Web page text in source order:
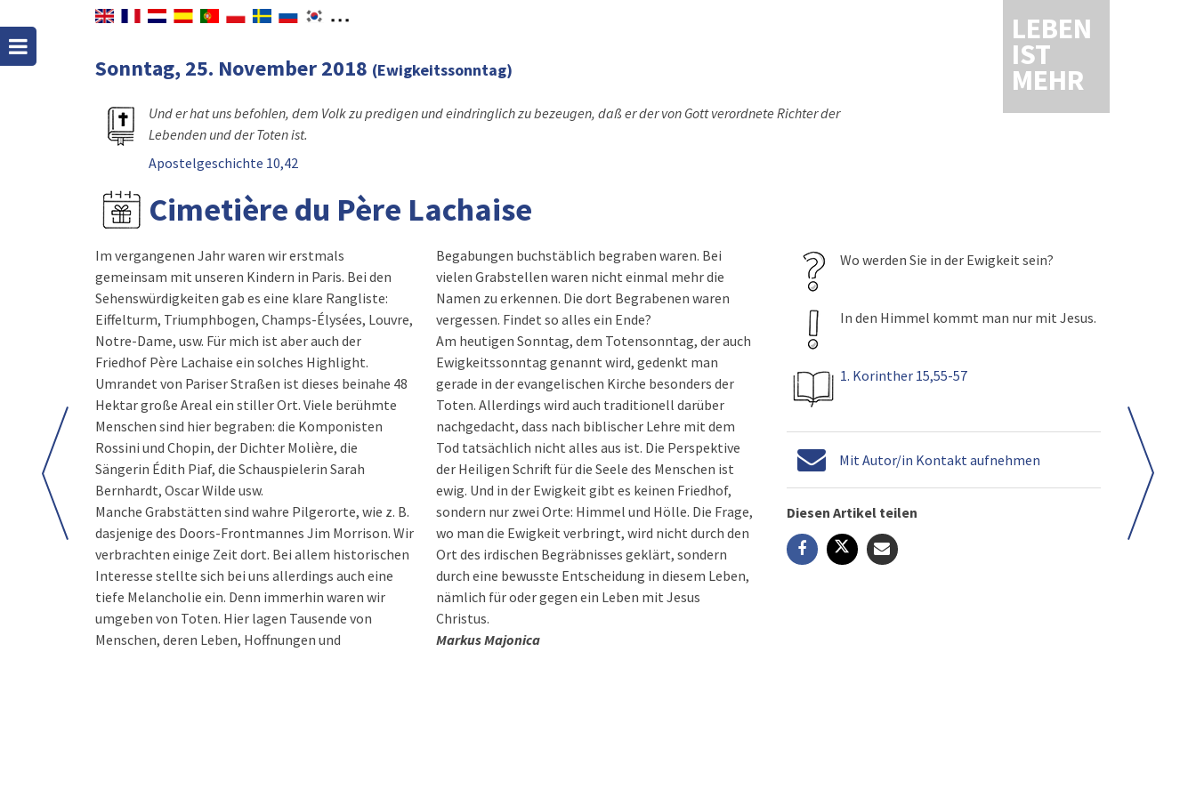
LEBEN
IST
MEHR
Sonntag, 25. November 2018 (Ewigkeitssonntag)
Und er hat uns befohlen, dem Volk zu predigen und eindringlich zu bezeugen, daß er der von Gott verordnete Richter der
Lebenden und der Toten ist.
Apostelgeschichte 10,42
Cimetière du Père Lachaise
Im vergangenen Jahr waren wir erstmals
gemeinsam mit unseren Kindern in Paris. Bei den
Sehenswürdigkeiten gab es eine klare Rangliste:
Eiffelturm, Triumphbogen, Champs-Élysées, Louvre,
Notre-Dame, usw. Für mich ist aber auch der
Friedhof Père Lachaise ein solches Highlight.
Umrandet von Pariser Straßen ist dieses beinahe 48
Hektar große Areal ein stiller Ort. Viele berühmte
Menschen sind hier begraben: die Komponisten
Rossini und Chopin, der Dichter Molière, die
Sängerin Édith Piaf, die Schauspielerin Sarah
Bernhardt, Oscar Wilde usw.
Manche Grabstätten sind wahre Pilgerorte, wie z. B.
dasjenige des Doors-Frontmannes Jim Morrison. Wir
verbrachten einige Zeit dort. Bei allem historischen
Interesse stellte sich bei uns allerdings auch eine
tiefe Melancholie ein. Denn immerhin waren wir
umgeben von Toten. Hier lagen Tausende von
Menschen, deren Leben, Hoffnungen und
Begabungen buchstäblich begraben waren. Bei
vielen Grabstellen waren nicht einmal mehr die
Namen zu erkennen. Die dort Begrabenen waren
vergessen. Findet so alles ein Ende?
Am heutigen Sonntag, dem Totensonntag, der auch
Ewigkeitssonntag genannt wird, gedenkt man
gerade in der evangelischen Kirche besonders der
Toten. Allerdings wird auch traditionell darüber
nachgedacht, dass nach biblischer Lehre mit dem
Tod tatsächlich nicht alles aus ist. Die Perspektive
der Heiligen Schrift für die Seele des Menschen ist
ewig. Und in der Ewigkeit gibt es keinen Friedhof,
sondern nur zwei Orte: Himmel und Hölle. Die Frage,
wo man die Ewigkeit verbringt, wird nicht durch den
Ort des irdischen Begräbnisses geklärt, sondern
durch eine bewusste Entscheidung in diesem Leben,
nämlich für oder gegen ein Leben mit Jesus
Christus.
Markus Majonica
Wo werden Sie in der Ewigkeit sein?
In den Himmel kommt man nur mit Jesus.
1. Korinther 15,55-57
Mit Autor/in Kontakt aufnehmen
Diesen Artikel teilen